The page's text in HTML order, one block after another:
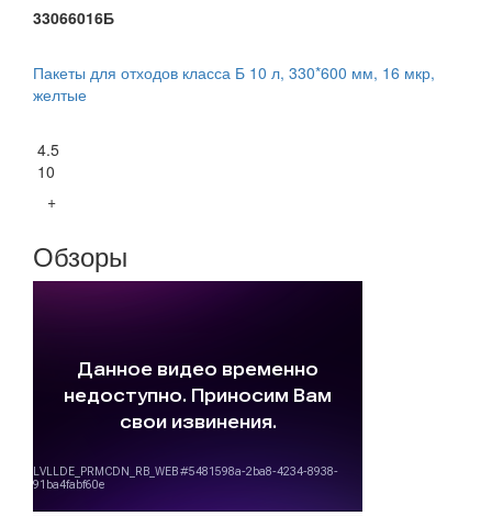
33066016Б
Пакеты для отходов класса Б 10 л, 330*600 мм, 16 мкр,
желтые
4.5
10
+
Обзоры